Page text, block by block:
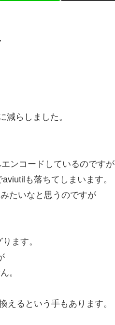
減らしました。
ンコードしているのですが
も落ちてしまいます。
たいなと思うのですが
ます。
。
えるという手もあります。